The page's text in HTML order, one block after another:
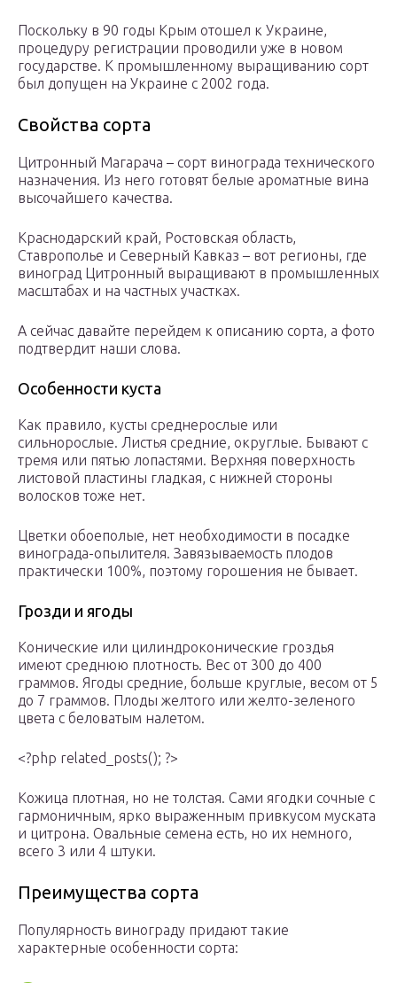
Поскольку в 90 годы Крым отошел к Украине,
процедуру регистрации проводили уже в новом
государстве. К промышленному выращиванию сорт
был допущен на Украине с 2002 года.
Свойства сорта
Цитронный Магарача – сорт винограда технического
назначения. Из него готовят белые ароматные вина
высочайшего качества.
Краснодарский край, Ростовская область,
Ставрополье и Северный Кавказ – вот регионы, где
виноград Цитронный выращивают в промышленных
масштабах и на частных участках.
А сейчас давайте перейдем к описанию сорта, а фото
подтвердит наши слова.
Особенности куста
Как правило, кусты среднерослые или
сильнорослые. Листья средние, округлые. Бывают с
тремя или пятью лопастями. Верхняя поверхность
листовой пластины гладкая, с нижней стороны
волосков тоже нет.
Цветки обоеполые, нет необходимости в посадке
винограда-опылителя. Завязываемость плодов
практически 100%, поэтому горошения не бывает.
Грозди и ягоды
Конические или цилиндроконические гроздья
имеют среднюю плотность. Вес от 300 до 400
граммов. Ягоды средние, больше круглые, весом от 5
до 7 граммов. Плоды желтого или желто-зеленого
цвета с беловатым налетом.
<?php related_posts(); ?>
Кожица плотная, но не толстая. Сами ягодки сочные с
гармоничным, ярко выраженным привкусом муската
и цитрона. Овальные семена есть, но их немного,
всего 3 или 4 штуки.
Преимущества сорта
Популярность винограду придают такие
характерные особенности сорта: